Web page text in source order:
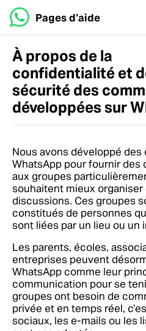
Pages d’aide
À propos de la
confidentialité et
sécurité des
développées sur
Nous avons développé
WhatsApp pour fournir des
aux groupes
souhaitent mieux organiser
discussions. Ces groupes
constitués de personnes
sont liées par un lieu ou un
Les parents, écoles,
entreprises peuvent
WhatsApp comme leur
communication pour se
groupes ont besoin de
privée et en temps réel,
sociaux, les e-mails ou les